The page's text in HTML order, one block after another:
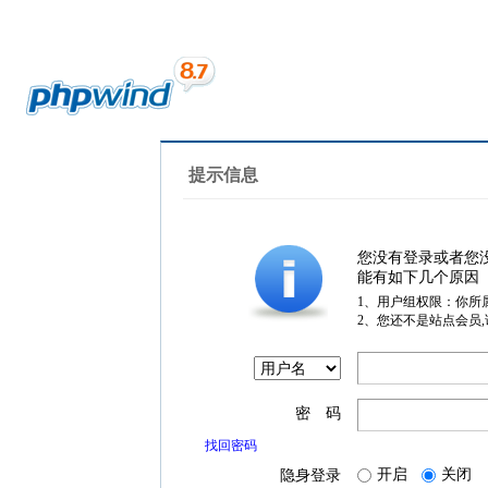
提示信息
您没有登录或者您
能有如下几个原因
1、用户组权限：你所
2、您还不是站点会员
密 码
找回密码
隐身登录 开启 关闭